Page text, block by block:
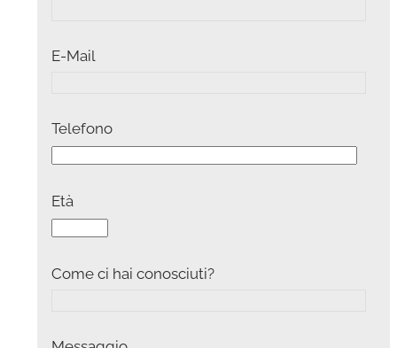
E-Mail
Telefono
Età
Come ci hai conosciuti?